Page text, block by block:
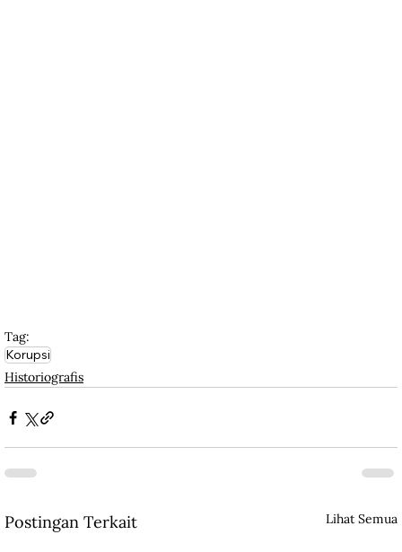
Tag:
Korupsi
Historiografis
Postingan Terkait Lihat Semua